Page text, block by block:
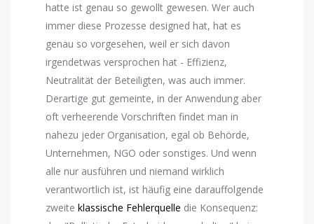
hatte ist genau so gewollt gewesen. Wer auch
immer diese Prozesse designed hat, hat es
genau so vorgesehen, weil er sich davon
irgendetwas versprochen hat - Effizienz,
Neutralität der Beteiligten, was auch immer.
Derartige gut gemeinte, in der Anwendung aber
oft verheerende Vorschriften findet man in
nahezu jeder Organisation, egal ob Behörde,
Unternehmen, NGO oder sonstiges. Und wenn
alle nur ausführen und niemand wirklich
verantwortlich ist, ist häufig eine darauffolgende
zweite klassische Fehlerquelle die Konsequenz: